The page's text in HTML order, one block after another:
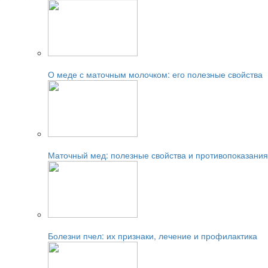
О меде с маточным молочком: его полезные свойства
Маточный мед: полезные свойства и противопоказания
Болезни пчел: их признаки, лечение и профилактика